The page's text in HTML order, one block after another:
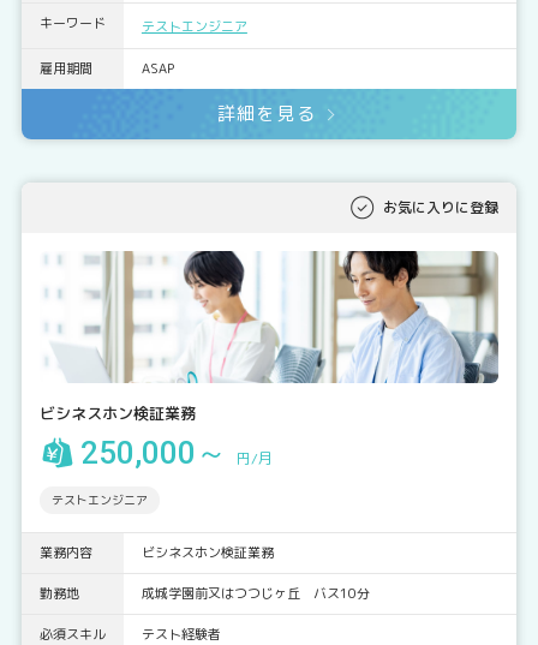
キーワード テストエンジニア
雇用期間 ASAP
詳細を見る
お気に入りに登録
ビシネスホン検証業務
250,000～ 円/月
テストエンジニア
業務内容 ビシネスホン検証業務
勤務地 成城学園前又はつつじヶ丘 バス10分
必須スキル テスト経験者